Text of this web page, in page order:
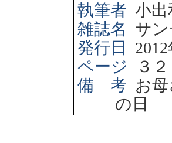
執筆者 小出
雑誌名
サ
発行日
2012
ページ
３２
備 考 お
の日